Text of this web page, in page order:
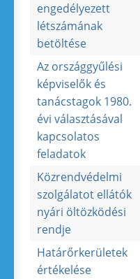
engedélyezett
létszámának
betöltése
Az országgyűlési
képviselők és
tanácstagok 1980.
évi választásával
kapcsolatos
feladatok
Közrendvédelmi
szolgálatot ellátók
nyári öltözködési
rendje
Határőrkerületek
értékelése